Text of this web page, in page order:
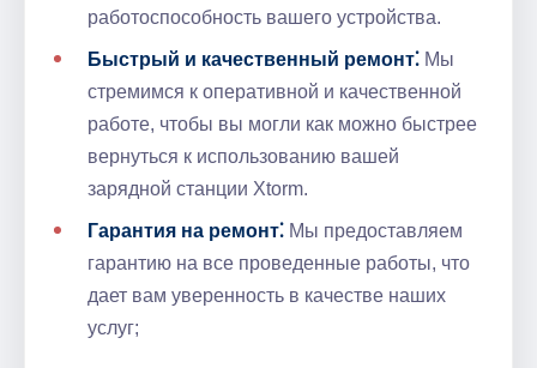
работоспособность вашего устройства.​
Быстрый и качественный ремонт⁚ Мы
стремимся к оперативной и качественной
работе, чтобы вы могли как можно быстрее
вернуться к использованию вашей
зарядной станции Xtorm.​
Гарантия на ремонт⁚ Мы предоставляем
гарантию на все проведенные работы, что
дает вам уверенность в качестве наших
услуг;